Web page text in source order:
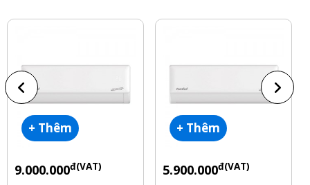
+ Thêm
9.000.000đ(VAT)
+ Thêm
5.900.000đ(VAT)